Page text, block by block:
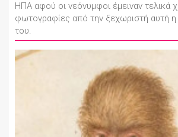
ΗΠΑ αφού οι νεόνυμφοι έμειναν τελικά
φωτογραφίες από την ξεχωριστή αυτή
του.